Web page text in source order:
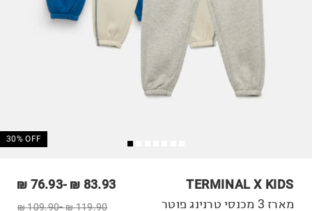
30% OFF
TERMINAL X KIDS
83.93 ₪
-
76.93 ₪
119.90 ₪
-
109.90 ₪ מארז 3 מכנסי טרנינג פוטר